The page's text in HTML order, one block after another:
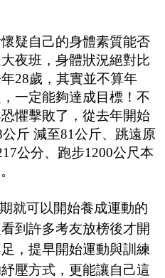
疑自己的身體素質能否
夜班，身體狀況絕對比
28歲，其實並不算年
一定能夠達成目標！不
懼擊敗了，從去年開始
斤 減至81公斤、跳遠原
公分、跑步1200公尺本
就可以開始養成運動的
到許多考友放榜後才開
，提早開始運動與訓練
壓方式，更能讓自己這